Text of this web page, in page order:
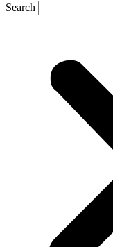
Search